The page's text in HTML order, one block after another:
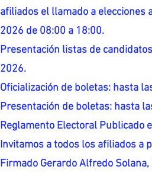
afiliados el llamado a elecciones
2026 de 08:00 a 18:00.
Presentación listas de
2026.
Oficialización de boletas: hasta
Presentación de boletas: hasta
Reglamento Electoral
Invitamos a todos los afiliados a
Firmado Gerardo Alfredo